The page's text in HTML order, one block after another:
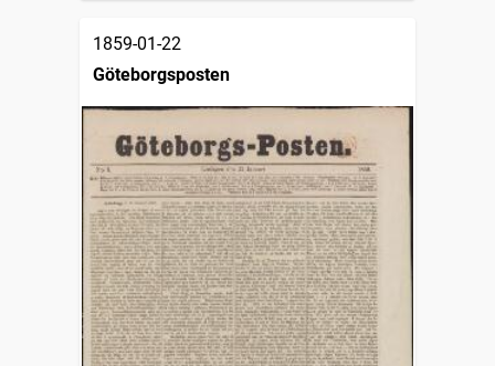
1859-01-22
Göteborgsposten